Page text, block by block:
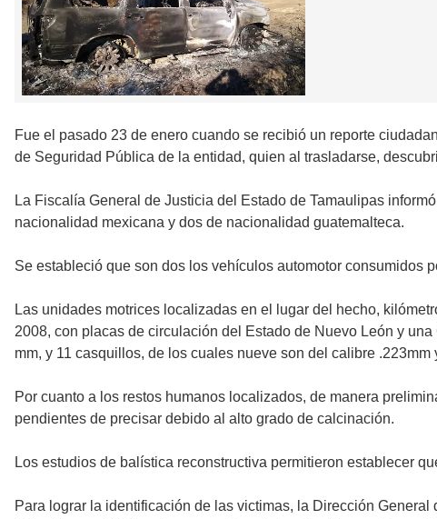
Fue el pasado 23 de enero cuando se recibió un reporte
de Seguridad Pública de la entidad, quien al trasladarse,
La Fiscalía General de Justicia del Estado de Tamaulipas
nacionalidad mexicana y dos de nacionalidad guatemalteca.
Se estableció que son dos los vehículos automotor consumidos
Las unidades motrices localizadas en el lugar del hecho,
2008, con placas de circulación del Estado de Nuevo León y
mm, y 11 casquillos, de los cuales nueve son del calibre .223mm
Por cuanto a los restos humanos localizados, de manera
pendientes de precisar debido al alto grado de calcinación.
Los estudios de balística reconstructiva permitieron establecer
Para lograr la identificación de las victimas, la Dirección